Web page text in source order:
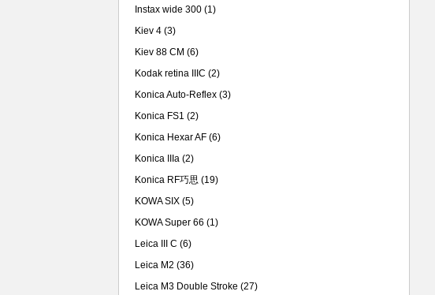
Instax wide 300 (1)
Kiev 4 (3)
Kiev 88 CM (6)
Kodak retina IIIC (2)
Konica Auto-Reflex (3)
Konica FS1 (2)
Konica Hexar AF (6)
Konica IIIa (2)
Konica RF巧思 (19)
KOWA SIX (5)
KOWA Super 66 (1)
Leica III C (6)
Leica M2 (36)
Leica M3 Double Stroke (27)